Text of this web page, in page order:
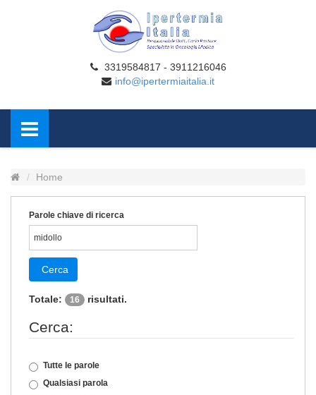
3319584817 - 3911216046
info@ipertermiaitalia.it
Home
Parole chiave di ricerca
Cerca
Totale: 16 risultati.
Cerca:
Tutte le parole
Qualsiasi parola